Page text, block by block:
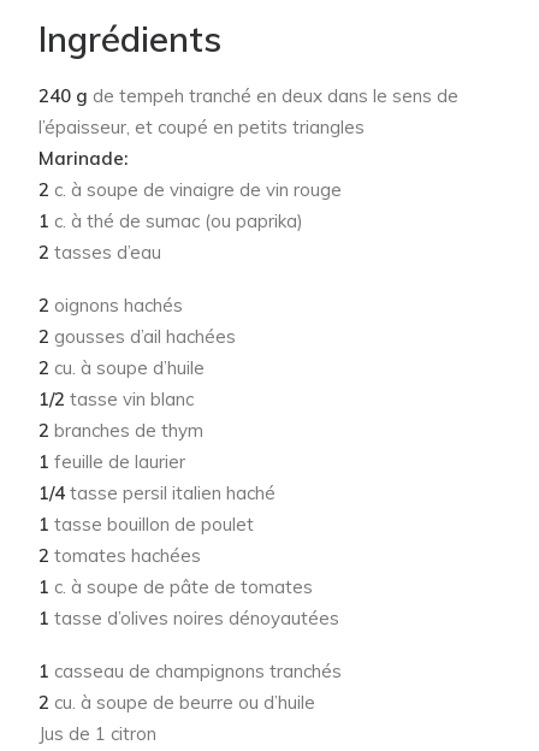
Ingrédients
240 g de tempeh tranché en deux dans le sens de
l’épaisseur, et coupé en petits triangles
Marinade:
2 c. à soupe de vinaigre de vin rouge
1 c. à thé de sumac (ou paprika)
2 tasses d’eau
2 oignons hachés
2 gousses d’ail hachées
2 cu. à soupe d’huile
1/2 tasse vin blanc
2 branches de thym
1 feuille de laurier
1/4 tasse persil italien haché
1 tasse bouillon de poulet
2 tomates hachées
1 c. à soupe de pâte de tomates
1 tasse d’olives noires dénoyautées
1 casseau de champignons tranchés
2 cu. à soupe de beurre ou d’huile
Jus de 1 citron